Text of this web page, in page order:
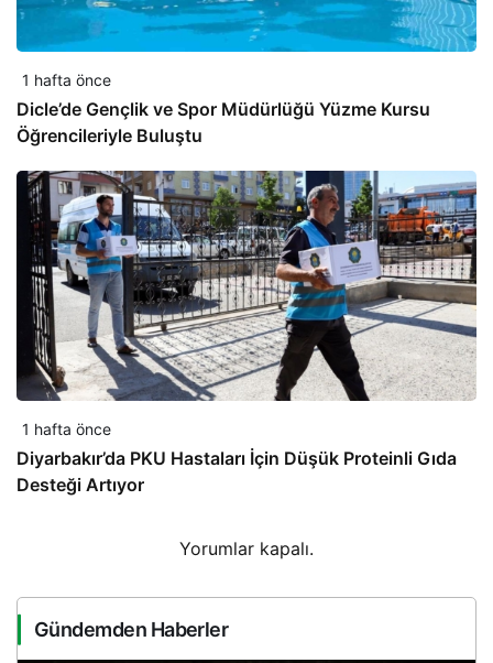
1 hafta önce
Dicle’de Gençlik ve Spor Müdürlüğü Yüzme Kursu
Öğrencileriyle Buluştu
1 hafta önce
Diyarbakır’da PKU Hastaları İçin Düşük Proteinli Gıda
Desteği Artıyor
Yorumlar kapalı.
Gündemden Haberler